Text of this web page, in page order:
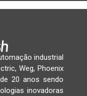
industrial
Weg, Phoenix
20 anos sendo
inovadoras